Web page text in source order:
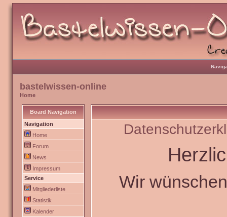
bastelwissen-online
Home
Board Navigation
Navigation
Home
Forum
News
Impressum
Service
Mitgliederliste
Statistik
Kalender
Wir